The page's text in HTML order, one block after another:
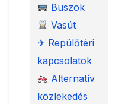
Buszok
Vasút
✈ Repülőtéri
kapcsolatok
Alternatív
közlekedés